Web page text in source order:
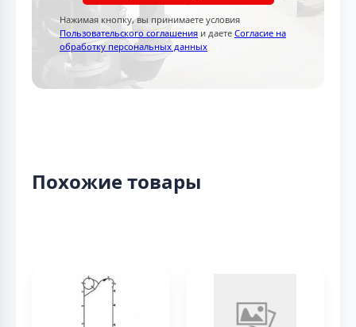
Нажимая кнопку, вы принимаете условия
Пользовательского соглашения и даете Согласие на
обработку персональных данных
Похожие товары